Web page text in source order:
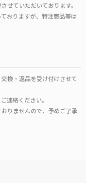
せていただいております。
おりますが、特注商品等は
換・返品を受け付けさせて
連絡ください。
りませんので、予めご了承